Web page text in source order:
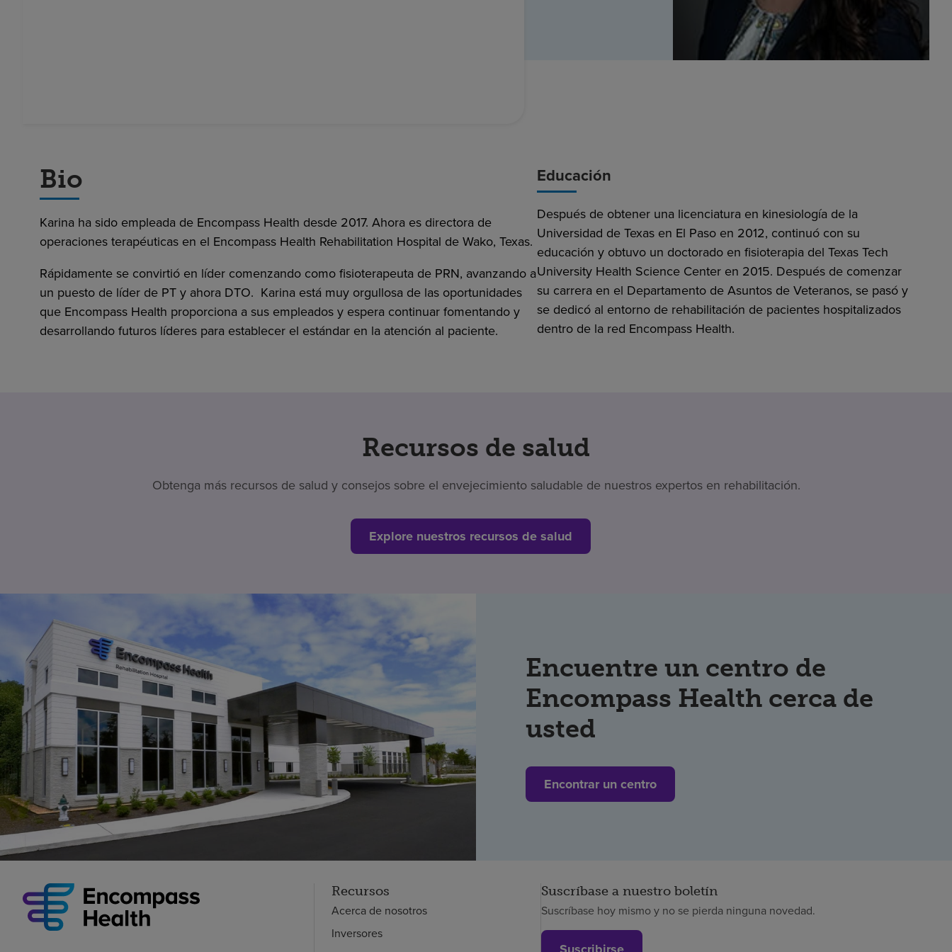
Bio
Karina ha sido empleada de Encompass Health desde 2017. Ahora es directora de
operaciones terapéuticas en el Encompass Health Rehabilitation Hospital de Wako, Texas.
Rápidamente se convirtió en líder comenzando como fisioterapeuta de PRN, avanzando a
un puesto de líder de PT y ahora DTO. Karina está muy orgullosa de las oportunidades
que Encompass Health proporciona a sus empleados y espera continuar fomentando y
desarrollando futuros líderes para establecer el estándar en la atención al paciente.
Educación
Después de obtener una licenciatura en kinesiología de la
Universidad de Texas en El Paso en 2012, continuó con su
educación y obtuvo un doctorado en fisioterapia del Texas Tech
University Health Science Center en 2015. Después de comenzar
su carrera en el Departamento de Asuntos de Veteranos, se pasó y
se dedicó al entorno de rehabilitación de pacientes hospitalizados
dentro de la red Encompass Health.
Recursos de salud
Obtenga más recursos de salud y consejos sobre el envejecimiento saludable de nuestros expertos en rehabilitación.
Explore nuestros recursos de salud
Encuentre un centro de
Encompass Health cerca de
usted
Encontrar un centro
Recursos
Acerca de nosotros
Inversores
Suscríbase a nuestro boletín
Suscríbase hoy mismo y no se pierda ninguna novedad.